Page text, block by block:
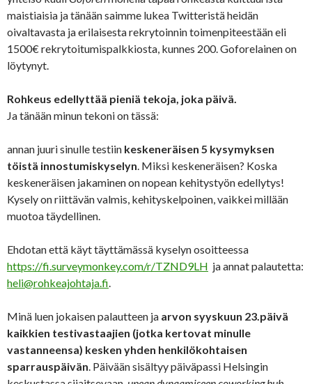
maistiaisia ja tänään saimme lukea Twitteristä heidän
oivaltavasta ja erilaisesta rekrytoinnin toimenpiteestään eli
1500€ rekrytoitumispalkkiosta, kunnes 200. Goforelainen on
löytynyt.
Rohkeus edellyttää pieniä tekoja, joka päivä.
Ja tänään minun tekoni on tässä:
annan juuri sinulle testiin keskeneräisen 5 kysymyksen
töistä innostumiskyselyn . Miksi keskeneräisen? Koska
keskeneräisen jakaminen on nopean kehitystyön edellytys!
Kysely on riittävän valmis, kehityskelpoinen, vaikkei millään
muotoa täydellinen.
Ehdotan että käyt täyttämässä kyselyn osoitteessa
https://fi.surveymonkey.com/r/TZND9LH ja annat palautetta:
heli@rohkeajohtaja.fi
Minä luen jokaisen palautteen ja arvon syyskuun 23.päivä
kaikkien testivastaajien (jotka kertovat minulle
vastanneensa) kesken yhden henkilökohtaisen
sparrauspäivän . Päivään sisältyy päiväpassi Helsingin